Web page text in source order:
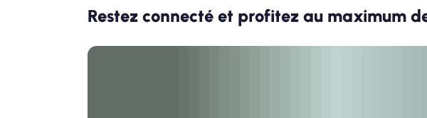
Restez connecté et profitez au maximum